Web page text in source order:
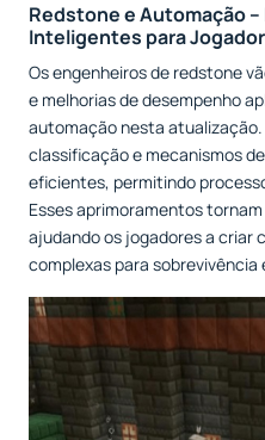
Redstone e Automação
Inteligentes para
Os engenheiros de redstone
e melhorias de desempenho
automação nesta
classificação e mecanismos
eficientes, permitindo
Esses aprimoramentos
ajudando os jogadores a criar
complexas para